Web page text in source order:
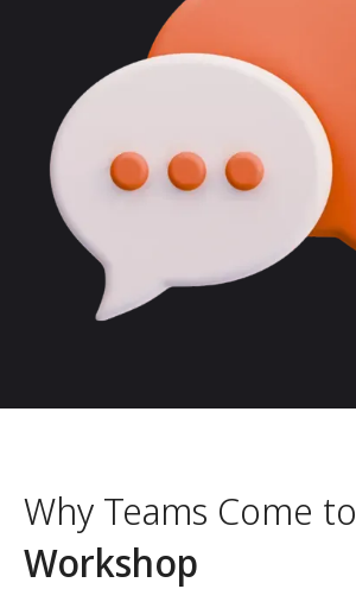
Why Teams Come to
Workshop